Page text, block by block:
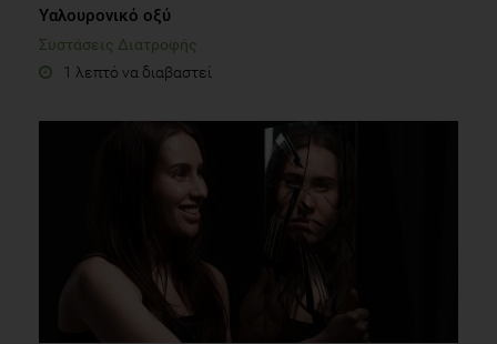
Υαλουρονικό οξύ
Συστάσεις Διατροφής
1 λεπτό να διαβαστεί